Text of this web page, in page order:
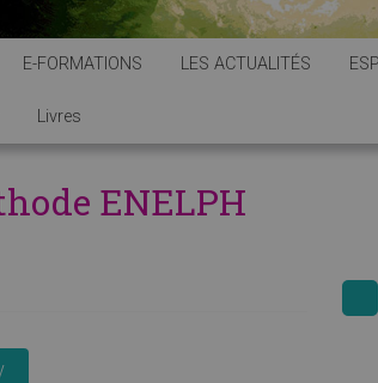
E-FORMATIONS LES ACTUALITÉS
Livres
ENELPH